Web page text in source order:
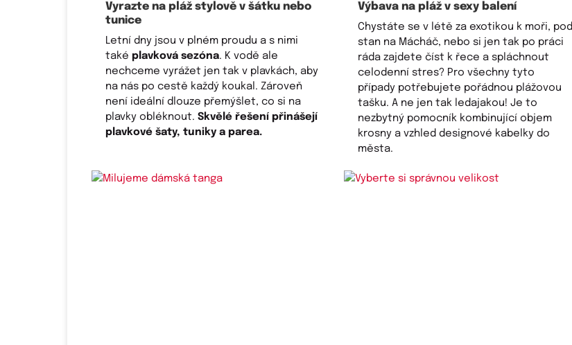
Vyrazte na pláž stylově v šátku nebo
tunice
Letní dny jsou v plném proudu a s nimi
také plavková sezóna. K vodě ale
nechceme vyrážet jen tak v plavkách, aby
na nás po cestě každý koukal. Zároveň
není ideální dlouze přemýšlet, co si na
plavky obléknout. Skvělé řešení přinášejí
plavkové šaty, tuniky a parea.
Výbava na pláž v sexy balení
Chystáte se v létě za exotikou k moři, pod
stan na Mácháč, nebo si jen tak po práci
ráda zajdete číst k řece a spláchnout
celodenní stres? Pro všechny tyto
případy potřebujete pořádnou plážovou
tašku. A ne jen tak ledajakou! Je to
nezbytný pomocník kombinující objem
krosny a vzhled designové kabelky do
města.